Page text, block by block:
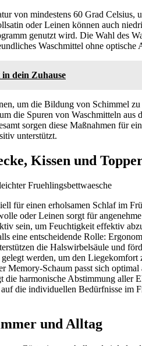
von mindestens 60 Grad Celsius,
oder Leinen können auch
genutzt wird. Die Wahl des
Waschmittel ohne optische
dein Zuhause
um die Bildung von Schimmel
die Spuren von Waschmitteln aus
sorgen diese Maßnahmen für
unterstützt.
Kissen und
für einen erholsamen Schlaf im
oder Leinen sorgt für
sein, um Feuchtigkeit effektiv
eine entscheidende Rolle:
die Halswirbelsäule und
werden, um den Liegekomfort
Memory-Schaum passt sich
die harmonische Abstimmung aller
die individuellen Bedürfnisse im
und Alltag